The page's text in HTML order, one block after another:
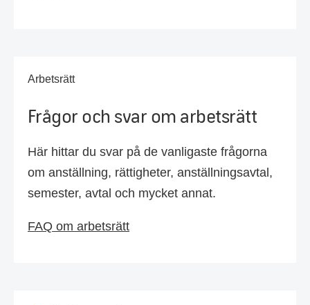
Arbetsrätt
Frågor och svar om arbetsrätt
Här hittar du svar på de vanligaste frågorna
om anställning, rättigheter, anställningsavtal,
semester, avtal och mycket annat.
FAQ om arbetsrätt